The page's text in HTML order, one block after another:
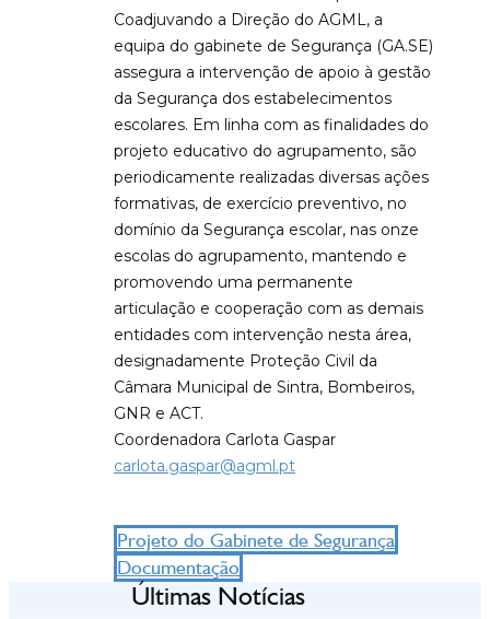
Coadjuvando a Direção do AGML, a
equipa do gabinete de Segurança (GA.SE)
assegura a intervenção de apoio à gestão
da Segurança dos estabelecimentos
escolares. Em linha com as finalidades do
projeto educativo do agrupamento, são
periodicamente realizadas diversas ações
formativas, de exercício preventivo, no
domínio da Segurança escolar, nas onze
escolas do agrupamento, mantendo e
promovendo uma permanente
articulação e cooperação com as demais
entidades com intervenção nesta área,
designadamente Proteção Civil da
Câmara Municipal de Sintra, Bombeiros,
GNR e ACT.
Coordenadora Carlota Gaspar
carlota.gaspar@agml.pt
Projeto do Gabinete de Segurança
Documentação
Últimas Notícias